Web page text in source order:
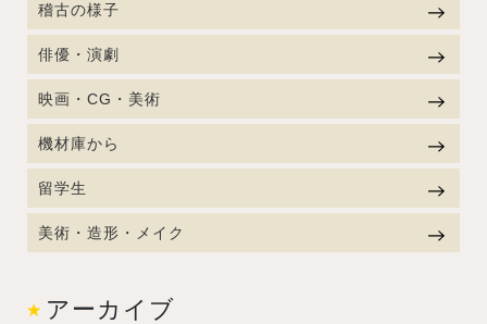
稽古の様子
俳優・演劇
映画・CG・美術
機材庫から
留学生
美術・造形・メイク
アーカイブ